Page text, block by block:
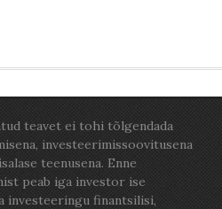
teavet ei tohi tõlgendada
investeerimissoovitusena
teenusena. Enne
peab iga investor ise
investeeringu finantsilisi,